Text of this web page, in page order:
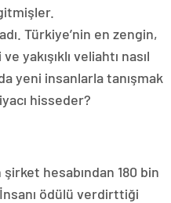
Türkiye’nin en zengin,
yakışıklı veliahtı nasıl
yeni insanlarla tanışmak
hisseder?
şirket hesabından 180 bin
ödülü verdirttiği